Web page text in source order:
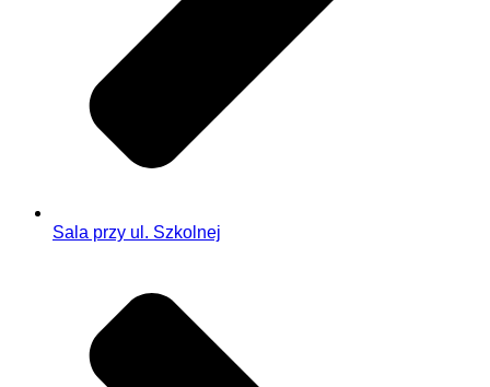
Sala przy ul. Szkolnej